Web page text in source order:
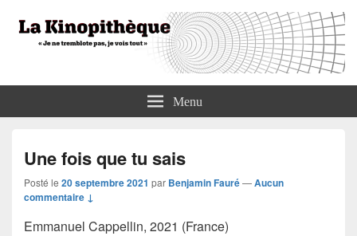
La KinopithèqueMenu
Une fois que tu sais
Posté le 20 septembre 2021 par Benjamin Fauré—Aucun
commentaire ↓
Emmanuel Cappellin, 2021 (France)